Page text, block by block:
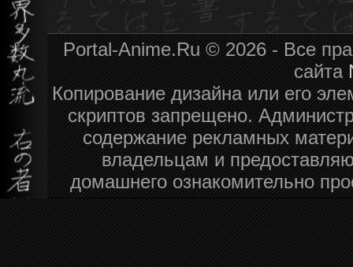
Portal-Anime.Ru © 2026 - Все
сайта
Копирование дизайна или его
скриптов запрещено.
содержание рекламных
владельцам и
домашнего ознакомительно